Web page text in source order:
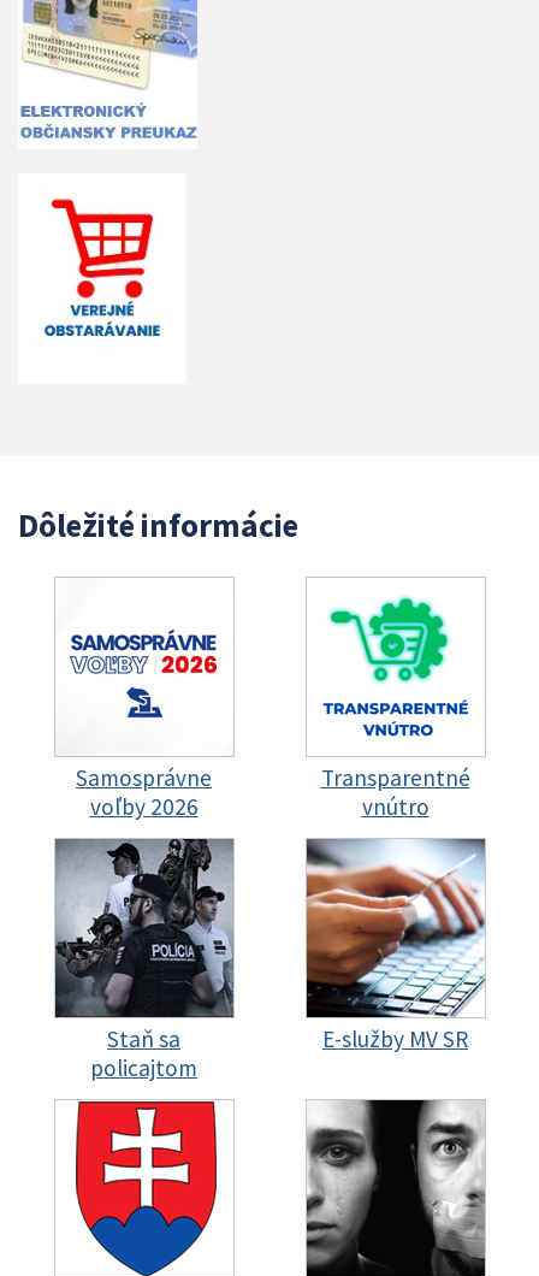
Dôležité informácie
Samosprávne
voľby 2026
Transparentné
vnútro
Staň sa
policajtom
E-služby MV SR